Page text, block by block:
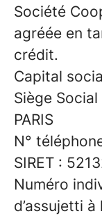
Société
agréée en
crédit.
Capital
Siège Social
PARIS
N°
SIRET :
Numéro
d’assujetti